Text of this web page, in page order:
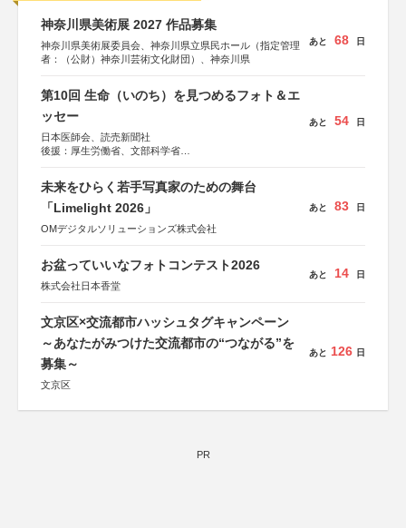
神奈川県美術展 2027 作品募集
神奈川県美術展委員会、神奈川県立県民ホール（指定管理
者：（公財）神奈川芸術文化財団）、神奈川県
あと 68 日
第10回 生命（いのち）を見つめるフォト＆エ
ッセー
日本医師会、読売新聞社
後援：厚生労働省、文部科学省
しん生命保険株式会社
あと 54 日
未来をひらく若手写真家のための舞台
「Limelight 2026」
OMデジタルソリューションズ株式会社
あと 83 日
お盆っていいなフォトコンテスト2026
株式会社日本香堂
あと 14 日
文京区×交流都市ハッシュタグキャンペーン
～あなたがみつけた交流都市の“つながる”を
募集～
文京区
あと 126 日
PR